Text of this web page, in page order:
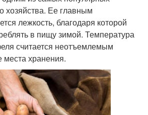
хозяйства. Ее главным
лежкость, благодаря которой
в пищу зимой. Температура
считается неотъемлемым
хранения.